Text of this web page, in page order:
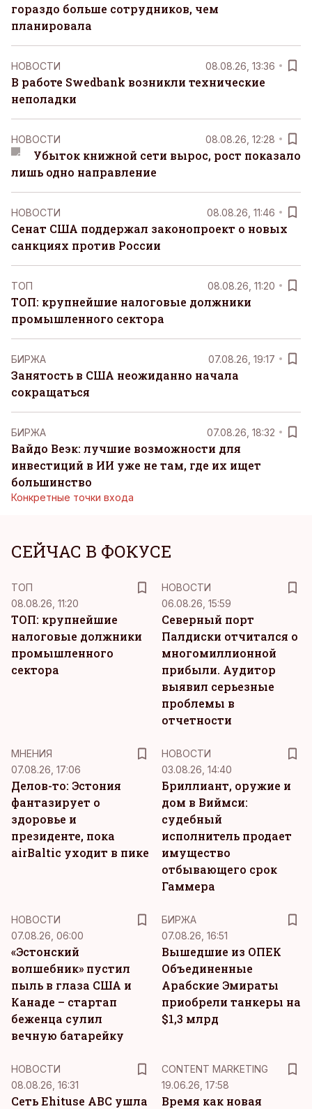
гораздо больше сотрудников, чем
планировала
НОВОСТИ 08.08.26, 13:36
В работе Swedbank возникли технические
неполадки
НОВОСТИ 08.08.26, 12:28
Убыток книжной сети вырос, рост показало
лишь одно направление
НОВОСТИ 08.08.26, 11:46
Сенат США поддержал законопроект о новых
санкциях против России
ТОП 08.08.26, 11:20
ТОП: крупнейшие налоговые должники
промышленного сектора
БИРЖА 07.08.26, 19:17
Занятость в США неожиданно начала
сокращаться
БИРЖА 07.08.26, 18:32
Вайдо Веэк: лучшие возможности для
инвестиций в ИИ уже не там, где их ищет
большинство
Конкретные точки входа
СЕЙЧАС В ФОКУСЕ
ТОП
08.08.26, 11:20
ТОП: крупнейшие
налоговые должники
промышленного
сектора
НОВОСТИ
06.08.26, 15:59
Северный порт
Палдиски отчитался о
многомиллионной
прибыли. Аудитор
выявил серьезные
проблемы в
отчетности
MНЕНИЯ
07.08.26, 17:06
Делов-то: Эстония
фантазирует о
здоровье и
президенте, пока
airBaltic уходит в пике
НОВОСТИ
03.08.26, 14:40
Бриллиант, оружие и
дом в Виймси:
судебный
исполнитель продает
имущество
отбывающего срок
Гаммера
НОВОСТИ
07.08.26, 06:00
«Эстонский
волшебник» пустил
пыль в глаза США и
Канаде – стартап
беженца сулил
вечную батарейку
БИРЖА
07.08.26, 16:51
Вышедшие из ОПЕК
Объединенные
Арабские Эмираты
приобрели танкеры на
$1,3 млрд
НОВОСТИ
08.08.26, 16:31
Сеть Ehituse ABC ушла
CONTENT MARKETING
19.06.26, 17:58
Время как новая